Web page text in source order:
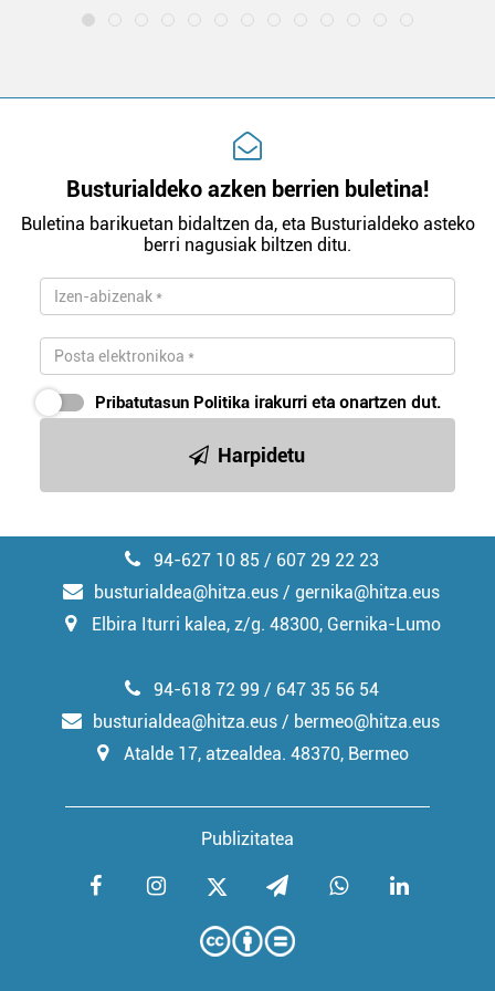
Busturialdeko azken berrien buletina!
Buletina barikuetan bidaltzen da, eta Busturialdeko asteko
berri nagusiak biltzen ditu.
Pribatutasun Politika irakurri eta onartzen dut.
Harpidetu
94-627 10 85 / 607 29 22 23
busturialdea@hitza.eus / gernika@hitza.eus
Elbira Iturri kalea, z/g. 48300, Gernika-Lumo
Publizitatea
94-618 72 99 / 647 35 56 54
busturialdea@hitza.eus / bermeo@hitza.eus
Atalde 17, atzealdea. 48370, Bermeo